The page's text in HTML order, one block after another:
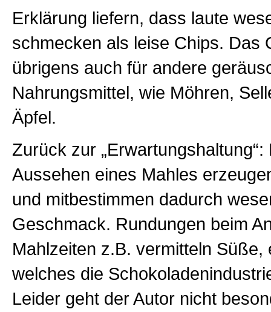
Erklärung liefern, dass laute
schmecken als leise Chips. Das
übrigens auch für andere
Nahrungsmittel, wie Möhren,
Äpfel.
Zurück zur „Erwartungshaltung“:
Aussehen eines Mahles
und mitbestimmen dadurch
Geschmack. Rundungen beim
Mahlzeiten z.B. vermitteln Süße,
welches die
Leider geht der Autor nicht